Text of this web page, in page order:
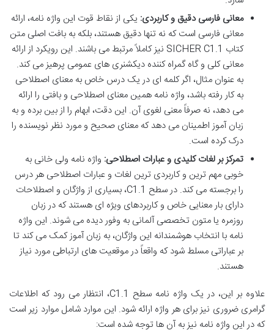
معانی فارسی دقیق و کاربردی: یکی از نقاط قوت این واژه نامه، ارائه
معانی فارسی است که نه تنها دقیق هستند، بلکه به بافت اصلی متن
کتاب SICHER C1.1 نیز کاملاً مرتبط می باشند. این رویکرد از ارائه
معانی کلی و گاه گمراه کننده دیکشنری های عمومی پرهیز می کند.
به عنوان مثال، اگر کلمه ای در یک درس خاص به معنای اصطلاحی
به کار رفته باشد، واژه نامه همین معنای اصطلاحی و بافتی را ارائه
می دهد، نه صرفاً معنی لغوی آن. این دقت، ابهام را از بین برده و به
زبان آموز اطمینان می دهد که معنای صحیح و مورد نظر نویسنده را
درک کرده است.
تمرکز بر لغات کلیدی و عبارات اصطلاحی: واژه نامه ولی خانی به
خوبی مهم ترین و کاربردی ترین لغات و عبارات اصطلاحی هر درس
را برجسته می کند. در سطح C1.1، بسیاری از واژگان و اصطلاحات
دارای بار معنایی خاص و کاربردهای ویژه ای هستند که در زبان
روزمره یا متون تخصصی آلمانی به وفور دیده می شوند. این واژه
نامه با انتخاب هوشمندانه این واژگان، به زبان آموز کمک می کند تا
بر عباراتی مسلط شود که واقعاً در موقعیت های ارتباطی مورد نیاز
هستند.
علاوه بر این، در یک واژه نامه سطح C1.1، انتظار می رود که اطلاعات
گرامری ضروری نیز برای هر واژه ارائه شود. این موارد شامل موارد زیر است
که در این واژه نامه نیز به آن ها توجه شده است: